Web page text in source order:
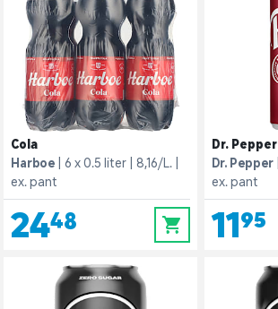
Cola
Harboe
6 x 0.5 liter
8,16/L.
ex. pant
24,48 0
Dr. Pepper
Dr. Pepper
ex. pant
11,95